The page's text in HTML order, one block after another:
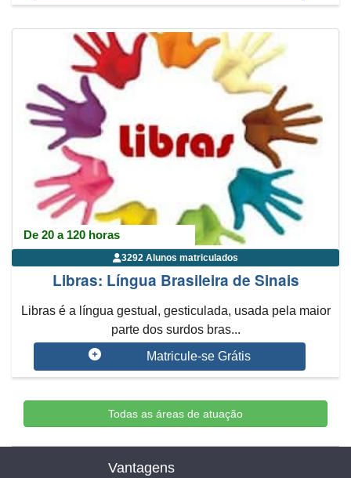
De 20 a 120 horas
3292 Alunos matriculados
Libras: Língua Brasileira de Sinais
Libras é a língua gestual, gesticulada, usada pela maior
parte dos surdos bras...
Matricule-se Grátis
Todas as áreas de atuação
Vantagens